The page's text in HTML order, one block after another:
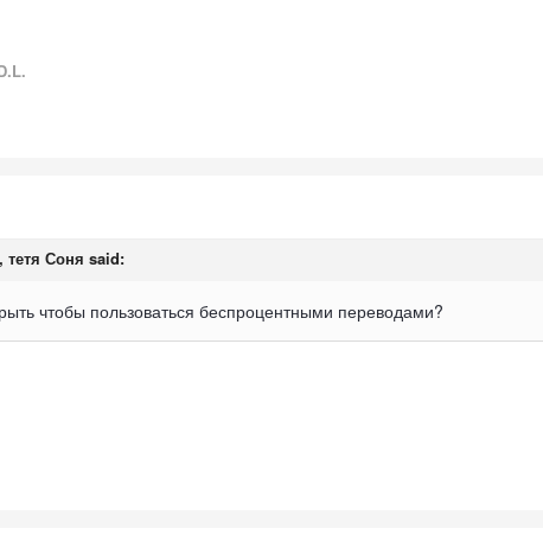
тетя Соня said:
чтобы пользоваться беспроцентными переводами?